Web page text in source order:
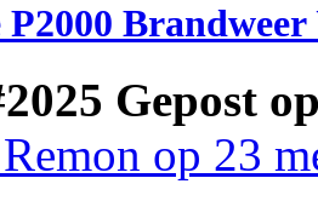
P2000
Gepost
op 23